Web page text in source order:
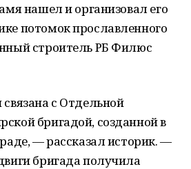
нашел и организовал его
потомок прославленного
строитель РБ Филюс
с Отдельной
бригадой, созданной в
— рассказал историк. —
бригада получила